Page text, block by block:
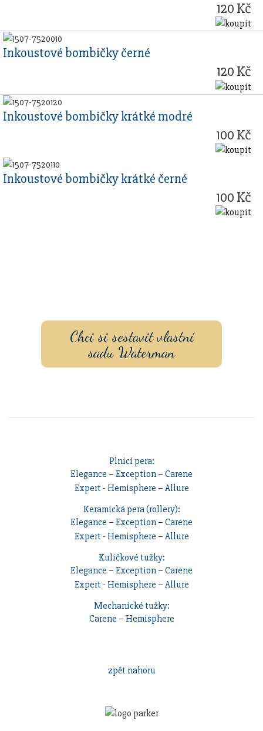
120 Kč
Inkoustové bombičky černé
120 Kč
Inkoustové bombičky krátké modré
100 Kč
Inkoustové bombičky krátké černé
100 Kč
Chci si sestavit vlastní
sadu Waterman
Plnicí pera:
Elegance – Exception – Carene
Expert - Hemisphere – Allure
Keramická pera (rollery):
Elegance – Exception – Carene
Expert - Hemisphere – Allure
Kuličkové tužky:
Elegance – Exception – Carene
Expert - Hemisphere – Allure
Mechanické tužky:
Carene – Hemisphere
zpět nahoru